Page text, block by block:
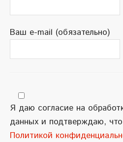
Ваш e-mail (обязательно)
Я даю согласие на
данных и подтверждаю,
Политикой